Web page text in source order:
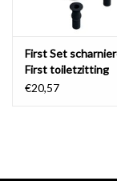
Badkamer accessoires
reserveonderdelen
First Set
First toiletzitting
€20,57